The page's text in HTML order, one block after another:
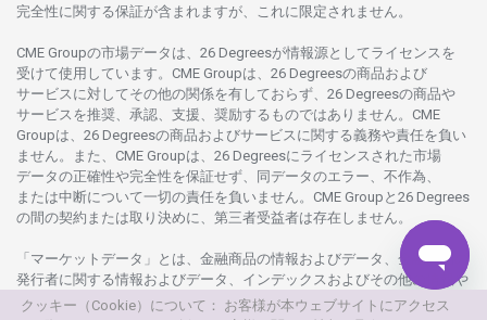
完全性に関する保証が含まれますが、これに限定さ れません。
CME Groupの市場データは、26 Degreesが情報源としてライセンスを
受けて使用しています。 CME Groupは、26 Degreesの商品および
サービスに対してその他の関係を有しておらず、26 Degreesの商品や
サービスを推奨、承認、支援、 奨励するものではありません。 CME
Groupは、26 Degreesの商品およびサービスに関する義務や責任を負い
ません。また、CME Groupは、26 Degreesに ライセンスさ れた市場
データの正確性や完全性を保証せず、 同データのエラー、不作為、
または中断について一切の責任を負いません。 CME Groupと26 Degrees
の間の契約または取り 決めに、 第三者受益者は存在し ません。
「マーケットデータ」とは、 金融商品の情報およびデータ、 金融商品の
発行者に関する情報およびデータ、 インデックスおよびその他の
情報や
データを
指し、26 Degreesまたは26 Degreesグループ 会社が提供する
クッキー（Cookie）について： お客様が本ウェブサイトにアクセス